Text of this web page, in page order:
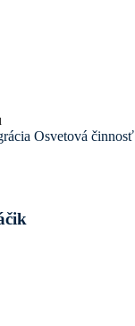
Osvetová činnosť